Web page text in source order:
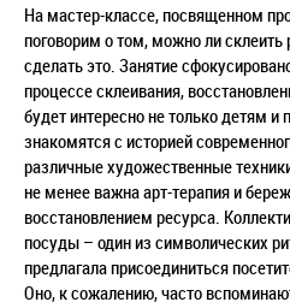
На мастер-классе, посвященном
поговорим о том, можно ли
сделать это. Занятие
процессе склеивания,
будет интересно не только детям и
знакомятся с историей
различные художественные
не менее важна арт-терапия и
восстановлением ресурса.
посуды – один из символических
предлагала присоединиться
Оно, к сожалению, часто